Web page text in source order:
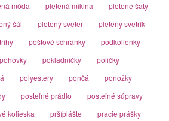
móda pletená mikina
pletené šaty
šál pletený sveter
pletený svetrík
poštové schránky
podkolienky
pohovky pokladničky
poličky
polyestery pončá
ponožky
posteľné prádlo
posteľné súpravy
kolieska pršíplášte
pracie prášky